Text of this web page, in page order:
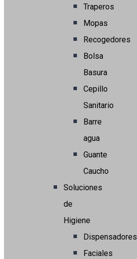
Traperos
Mopas
Recogedores
Bolsa
Basura
Cepillo
Sanitario
Barre
agua
Guante
Caucho
Soluciones
de
Higiene
Dispensadores
Faciales